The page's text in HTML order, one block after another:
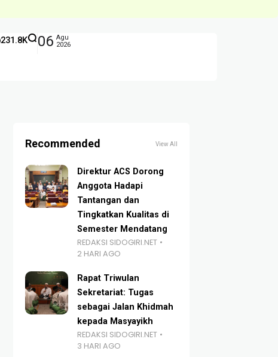
231.8K 06 Agu
2026
Recommended View All
Direktur ACS Dorong
Anggota Hadapi
Tantangan dan
Tingkatkan Kualitas di
Semester Mendatang
REDAKSI SIDOGIRI.NET
2 HARI AGO
Rapat Triwulan
Sekretariat: Tugas
sebagai Jalan Khidmah
kepada Masyayikh
REDAKSI SIDOGIRI.NET
3 HARI AGO